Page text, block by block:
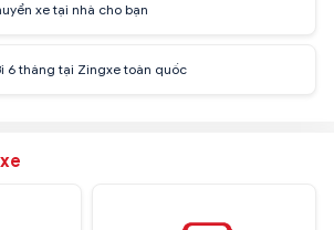
xe tại nhà cho bạn
6 tháng tại Zingxe toàn quốc